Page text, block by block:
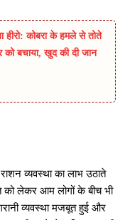
हीरो: कोबरा के हमले से तोते
को बचाया, खुद की दी जान
व्यवस्था का लाभ उठाते
को लेकर आम लोगों के बीच भी
व्यवस्था मजबूत हुई और